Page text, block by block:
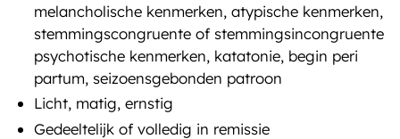
melancholische kenmerken, atypische kenmerken,
stemmingscongruente of stemmingsincongruente
psychotische kenmerken, katatonie, begin peri
partum, seizoensgebonden patroon
Licht, matig, ernstig
Gedeeltelijk of volledig in remissie